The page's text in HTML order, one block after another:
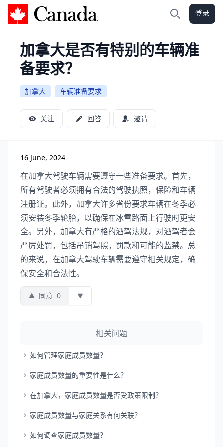
加拿大攻略 登录
加拿大是否有特别的车辆准
备要求？
加拿大 车辆准备要求
关注 回答 邀请
16 June, 2024
在加拿大驾驶车辆需要遵守一些准备要求。首先，
所有驾驶者必须拥有合法的驾驶执照，保险和车辆
注册证。此外，加拿大许多省份要求车辆在冬季必
须安装冬季轮胎，以确保在冰雪路面上行驶时更安
全。另外，加拿大有严格的酒驾法规，对酒驾者会
严厉处罚，包括吊销驾照，罚款和可能的监禁。总
的来说，在加拿大驾驶车辆需要遵守相关规定，确
保安全和合法性。
同意 0
相关问题
如何管理家庭成员数量？
家庭成员数量的重要性是什么？
在加拿大，家庭成员数量是否受政策限制？
家庭成员数量与家庭关系有何关联？
如何调查家庭成员数量？